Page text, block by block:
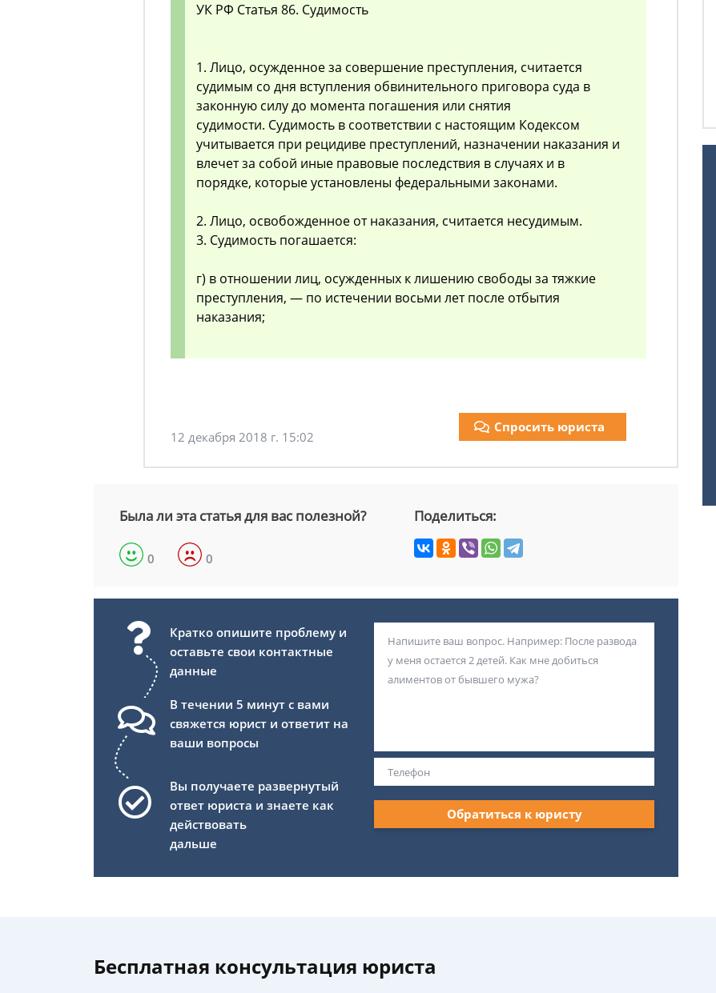
УК РФ Статья 86. Судимость
1. Лицо, осужденное за совершение преступления, считается
судимым со дня вступления обвинительного приговора суда в
законную силу до момента погашения или снятия
судимости. Судимость в соответствии с настоящим Кодексом
учитывается при рецидиве преступлений, назначении наказания и
влечет за собой иные правовые последствия в случаях и в
порядке, которые установлены федеральными законами.
2. Лицо, освобожденное от наказания, считается несудимым.
3. Судимость погашается:
г) в отношении лиц, осужденных к лишению свободы за тяжкие
преступления, — по истечении восьми лет после отбытия
наказания;
12 декабря 2018 г. 15:02
Спросить юриста
Была ли эта статья для вас полезной?
0 0
Поделиться:
Кратко опишите проблему и
оставьте свои контактные
данные
В течении 5 минут с вами
свяжется юрист и ответит на
ваши вопросы
Вы получаете развернутый
ответ юриста и знаете как
действовать
дальше
Обратиться к юристу
Бесплатная консультация юриста